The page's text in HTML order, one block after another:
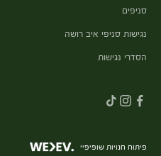
סניפים
נגישות סניפי איב רושה
הסדרי נגישות
פיתוח חנויות שופיפיי